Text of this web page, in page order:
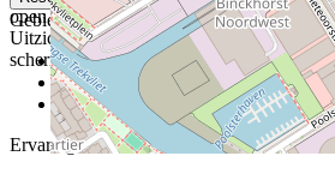
open kaart
Uitzicht roadmap Satelliet Hybride Terrein
scherm
Gebieden
Gebieden
De Binckhorst
Kiruna
Ervaringsscore